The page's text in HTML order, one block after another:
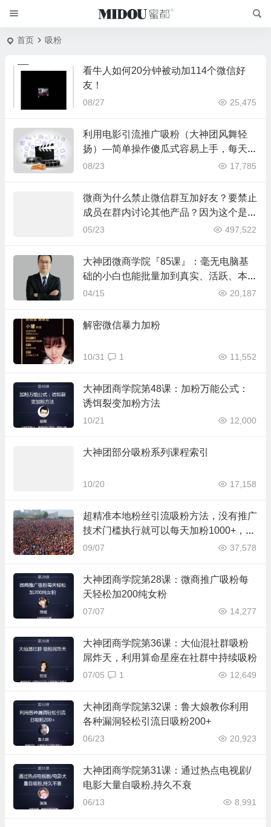
首页 吸粉
看牛人如何20分钟被动加114个微信好
友！
08/27 25,475
利用电影引流推广吸粉（大神团风舞轻
扬）—简单操作傻瓜式容易上手，每天轻
松加粉丝200++
08/23 17,785
微商为什么禁止微信群互加好友？要禁止
成员在群内讨论其他产品？因为这个是微
商吸粉挖墙脚的惯用套路
05/23 497,522
大神团微商学院『85课』：毫无电脑基
础的小白也能批量加到真实、活跃、本地
的，非微商宝妈好友，并且高效率留存粉
04/15 20,187
解密微信暴力加粉
10/31 11,552
1
大神团商学院第48课：加粉万能公式：
诱饵裂变加粉方法
10/21 12,000
大神团部分吸粉系列课程索引
10/20 17,158
超精准本地粉丝引流吸粉方法，没有推广
技术门槛执行就可以每天加粉1000+，附
带万能泛流量（如色流）筛精准粉套路
09/07 37,578
大神团商学院第28课：微商推广吸粉每
天轻松加200纯女粉
07/07 14,277
大神团商学院第36课：大仙混社群吸粉
屌炸天，利用算命星座在社群中持续吸粉
07/05 12,649
1
大神团商学院第32课：鲁大娘教你利用
各种漏洞轻松引流日吸粉200+
06/23 20,923
大神团商学院第31课：通过热点电视剧/
电影大量自吸粉,持久不衰
06/13 8,991